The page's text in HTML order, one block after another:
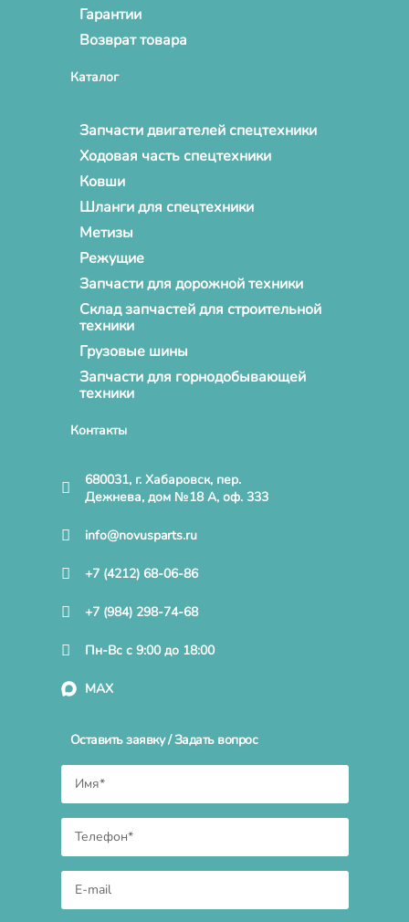
Гарантии
Возврат товара
Каталог
Запчасти двигателей спецтехники
Ходовая часть спецтехники
Ковши
Шланги для спецтехники
Метизы
Режущие
Запчасти для дорожной техники
Склад запчастей для строительной
техники
Грузовые шины
Запчасти для горнодобывающей
техники
Контакты
680031, г. Хабаровск, пер.
Дежнева, дом №18 А, оф. 333
info@novusparts.ru
+7 (4212) 68-06-86
+7 (984) 298-74-68
Пн-Вс с 9:00 до 18:00
MAX
Оставить заявку / Задать вопрос